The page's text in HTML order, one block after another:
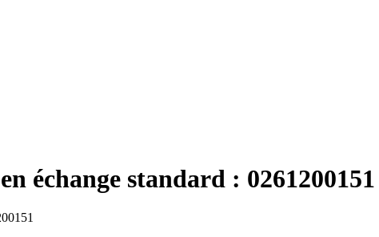
échange standard : 0261200151